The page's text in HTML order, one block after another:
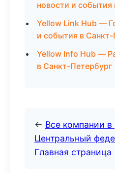
новости и события
Yellow Link Hub —
и события в
Yellow Info Hub —
в Санкт-Петербург
← Все компании в
Центральный
Главная страница